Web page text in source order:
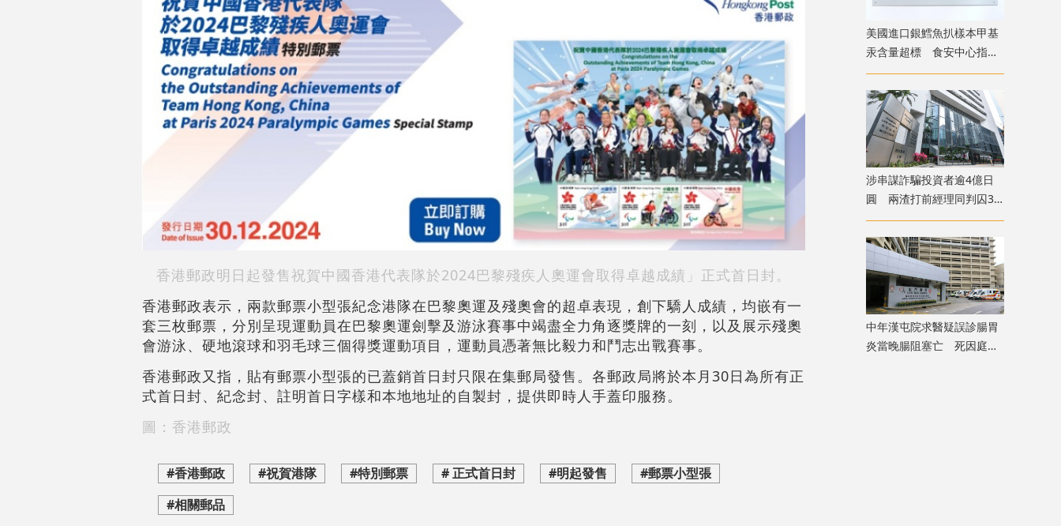
香港郵政明日起發售祝賀中國香港代表隊於2024巴黎殘疾人奧運會取得卓越成績」正式首日封。
香港郵政表示，兩款郵票小型張紀念港隊在巴黎奧運及殘奧會的超卓表現，創下驕人成績，均嵌有一
套三枚郵票，分別呈現運動員在巴黎奧運劍擊及游泳賽事中竭盡全力角逐獎牌的一刻，以及展示殘奧
會游泳、硬地滾球和羽毛球三個得獎運動項目，運動員憑著無比毅力和鬥志出戰賽事。
香港郵政又指，貼有郵票小型張的已蓋銷首日封只限在集郵局發售。各郵政局將於本月30日為所有正
式首日封、紀念封、註明首日字樣和本地地址的自製封，提供即時人手蓋印服務。
圖：香港郵政
#香港郵政 #祝賀港隊 #特別郵票 # 正式首日封 #明起發售
#郵票小型張
#相關郵品
美國進口銀鱈魚扒樣本甲基
汞含量超標 食安中心指令
下架
涉串謀詐騙投資者逾4億日
圓 兩渣打前經理同判囚3
年
中年漢屯院求醫疑誤診腸胃
炎當晚腸阻塞亡 死因庭展